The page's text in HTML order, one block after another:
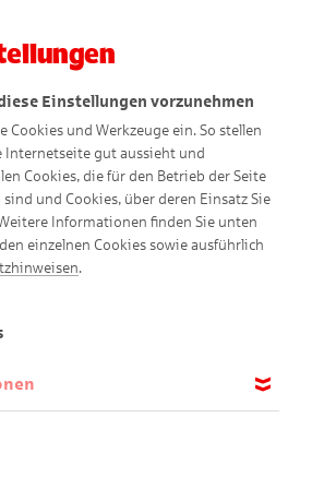
erklärt
Einstellungen vorzunehmen
Cookies und Werkzeuge ein. So stellen
Internetseite gut aussieht und
Cookies, die für den Betrieb der Seite
und Cookies, über deren Einsatz Sie
Informationen finden Sie unten
einzelnen Cookies sowie ausführlich
.